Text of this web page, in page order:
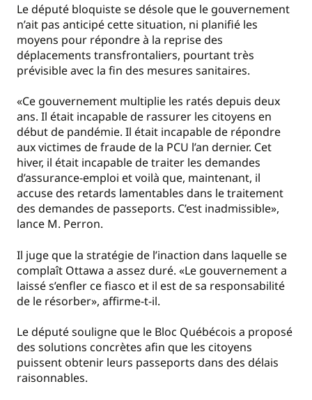
Le député bloquiste se désole que le gouvernement
n’ait pas anticipé cette situation, ni planifié les
moyens pour répondre à la reprise des
déplacements transfrontaliers, pourtant très
prévisible avec la fin des mesures sanitaires.
«Ce gouvernement multiplie les ratés depuis deux
ans. Il était incapable de rassurer les citoyens en
début de pandémie. Il était incapable de répondre
aux victimes de fraude de la PCU l’an dernier. Cet
hiver, il était incapable de traiter les demandes
d’assurance-emploi et voilà que, maintenant, il
accuse des retards lamentables dans le traitement
des demandes de passeports. C’est inadmissible»,
lance M. Perron.
Il juge que la stratégie de l’inaction dans laquelle se
complaît Ottawa a assez duré. «Le gouvernement a
laissé s’enfler ce fiasco et il est de sa responsabilité
de le résorber», affirme-t-il.
Le député souligne que le Bloc Québécois a proposé
des solutions concrètes afin que les citoyens
puissent obtenir leurs passeports dans des délais
raisonnables.